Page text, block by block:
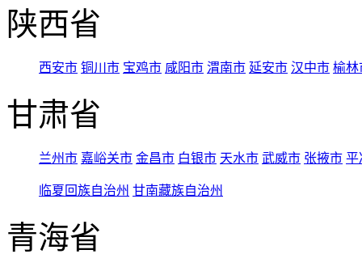
陕西省
西安市 铜川市 宝鸡市 咸阳市 渭南市 延安市 汉中市 榆林
甘肃省
兰州市 嘉峪关市 金昌市 白银市 天水市 武威市 张掖市 平
临夏回族自治州 甘南藏族自治州
青海省